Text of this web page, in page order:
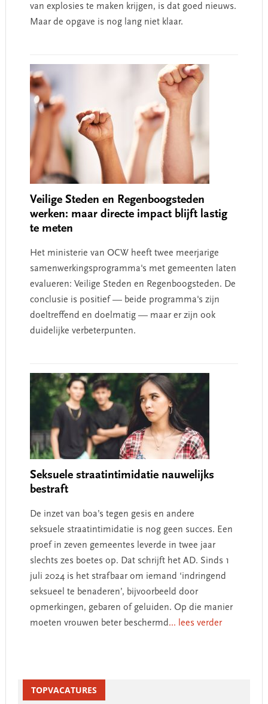
van explosies te maken krijgen, is dat goed nieuws.
Maar de opgave is nog lang niet klaar.
Veilige Steden en Regenboogsteden
werken: maar directe impact blijft lastig
te meten
Het ministerie van OCW heeft twee meerjarige
samenwerkingsprogramma's met gemeenten laten
evalueren: Veilige Steden en Regenboogsteden. De
conclusie is positief — beide programma's zijn
doeltreffend en doelmatig — maar er zijn ook
duidelijke verbeterpunten.
Seksuele straatintimidatie nauwelijks
bestraft
De inzet van boa’s tegen gesis en andere
seksuele straatintimidatie is nog geen succes. Een
proef in zeven gemeentes leverde in twee jaar
slechts zes boetes op. Dat schrijft het AD. Sinds 1
juli 2024 is het strafbaar om iemand ‘indringend
seksueel te benaderen’, bijvoorbeeld door
opmerkingen, gebaren of geluiden. Op die manier
moeten vrouwen beter beschermd... lees verder
SidebarTOPVACATURES